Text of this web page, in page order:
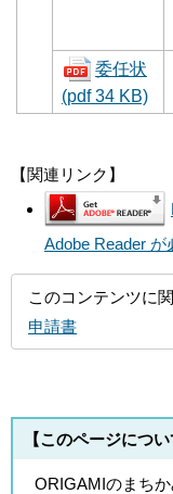
委任状
(pdf 34 KB)
【関連リンク】
Adobe Reader が
このコンテンツに
申請書
【このページにつ
ORIGAMIのまち